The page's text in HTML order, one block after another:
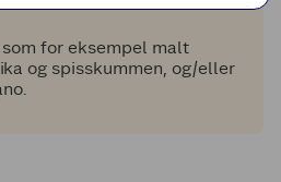
for eksempel malt
og spisskummen, og/eller